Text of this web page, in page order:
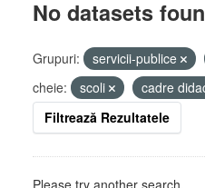
No datasets
Grupuri: servicii-publice
cheie:
scoli cadre
Filtrează Rezultatele
Please try another search.